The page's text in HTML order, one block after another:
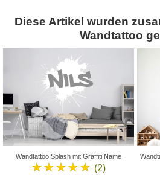
Diese Artikel wurden
Wandtattoo
Wandtattoo Splash mit Graffiti Name
★★★★★ (2)